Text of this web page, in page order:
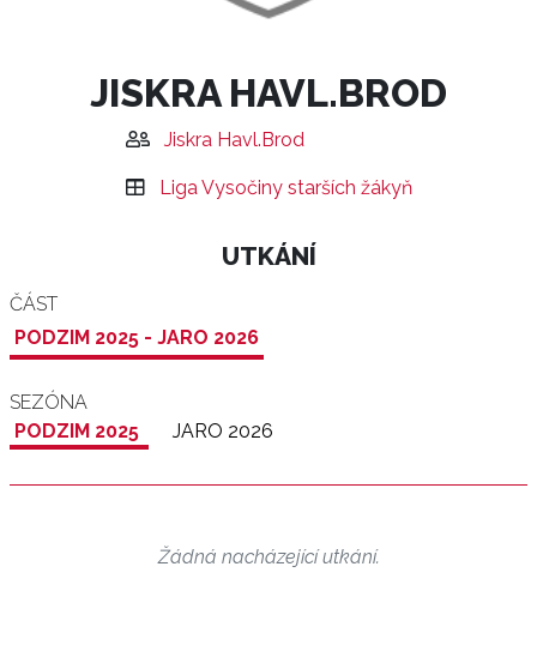
JISKRA HAVL.BROD
Jiskra Havl.Brod
Liga Vysočiny starších žákyň
UTKÁNÍ
ČÁST
PODZIM 2025 - JARO 2026
SEZÓNA
PODZIM 2025
JARO 2026
Žádná nacházející utkání.